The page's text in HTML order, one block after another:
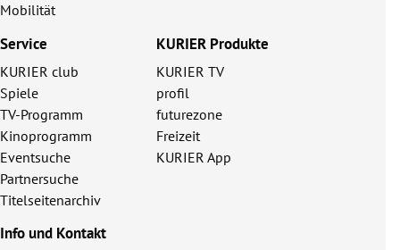
Mobilität
Service
KURIER club
Spiele
TV-Programm
Kinoprogramm
Eventsuche
Partnersuche
Titelseitenarchiv
KURIER Produkte
KURIER TV
profil
futurezone
Freizeit
KURIER App
Info und Kontakt